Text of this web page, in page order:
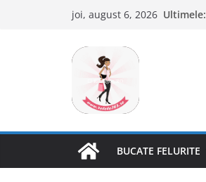
joi, august 6, 2026 Ultimele:
BUCATE FELURITE